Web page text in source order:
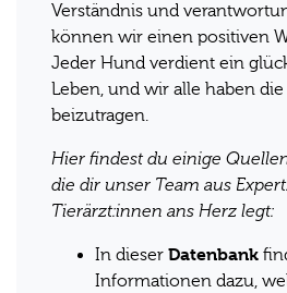
Verständnis und
können wir einen positiven
Jeder Hund verdient ein
Leben, und wir alle haben
beizutragen.
Hier findest du einige
die dir unser Team aus
Tierärzt:innen ans Herz legt:
In dieser Datenbank
Informationen dazu,